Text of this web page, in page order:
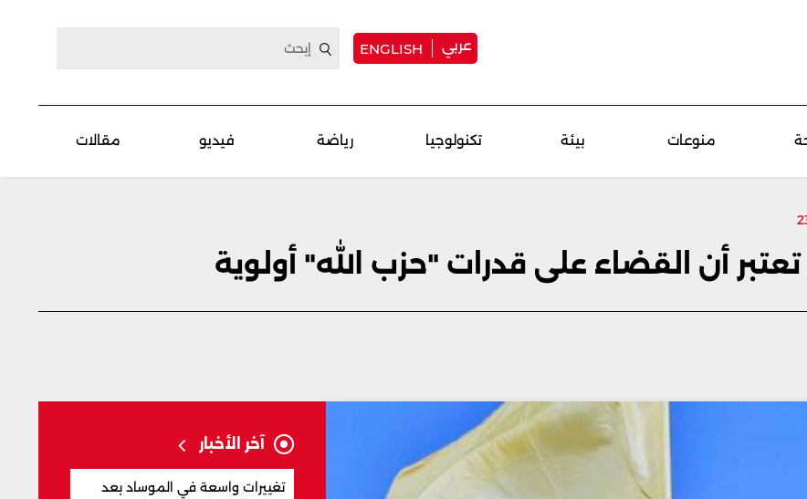
عربي ENGLISH
منوعات بيئة تكنولوجيا رياضة فيديو مقالات
أن القضاء على قدرات "حزب الله" أولوية
آخر الأخبار
تغييرات واسعة في الموساد بعد